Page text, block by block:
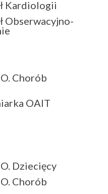
Kardiologii
Obserwacyjno-
Chorób
OAIT
Dziecięcy
Chorób